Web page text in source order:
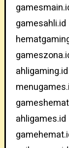
gamesahli.id
ahligaming.id
ahligames.id